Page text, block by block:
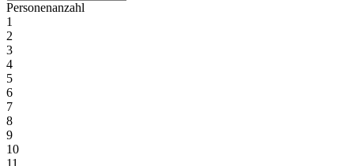
Personenanzahl
1
2
3
4
5
6
7
8
9
10